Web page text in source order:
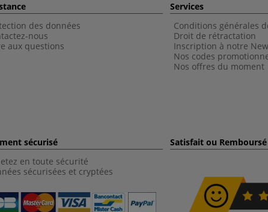
des données
nous
aux questions
Services
Conditions générales
Droit de rétractation
Inscription à notre
Nos codes
Nos offres du moment
sécurisé
en toute sécurité
sécurisées et cryptées
Satisfait ou Remboursé